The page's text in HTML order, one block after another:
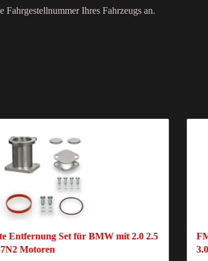
Fahrgestellnummer Ihres Fahrzeugs an.
Entfernung Set für BMW mit 2.0 2.5
Motoren